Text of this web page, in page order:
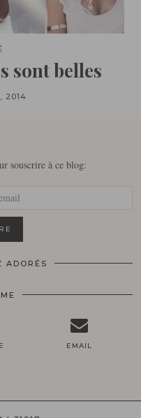
sont belles
2014
souscrire à ce blog:
ADORÉS
EMAIL